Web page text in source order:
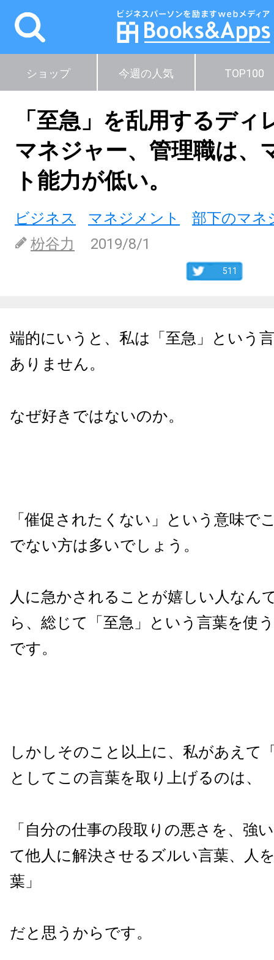
ショップ 今週の人気 TOP100
「至急」を乱用するディ
マネジャー、管理職は、
ト能力が低い。
ビジネス マネジメント
部下のマネ
枌谷力
2019/8/1
511
端的にいうと、私は「至急」という
ありません。
なぜ好きではないのか。
「催促されたくない」という意味で
でない方は多いでしょう。
人に急かされることが嬉しい人なん
ら、総じて「至急」という言葉を使
です。
しかしそのこと以上に、私があえて
としてこの言葉を取り上げるのは、
「自分の仕事の段取りの悪さを、強
て他人に解決させるズルい言葉、人
葉」
だと思うからです。